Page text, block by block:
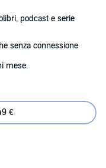
podcast e serie
senza connessione
mese.
€